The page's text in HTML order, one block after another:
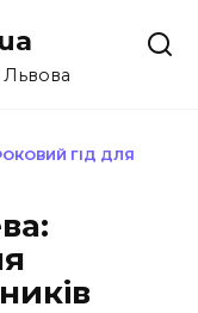
Львова
ГІД ДЛЯ